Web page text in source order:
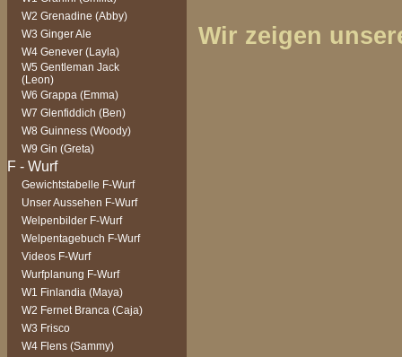
W2 Grenadine (Abby)
W3 Ginger Ale
W4 Genever (Layla)
W5 Gentleman Jack
(Leon)
W6 Grappa (Emma)
W7 Glenfiddich (Ben)
W8 Guinness (Woody)
W9 Gin (Greta)
Gewichtstabelle F-Wurf
Unser Aussehen F-Wurf
Welpenbilder F-Wurf
Welpentagebuch F-Wurf
Videos F-Wurf
Wurfplanung F-Wurf
W1 Finlandia (Maya)
W2 Fernet Branca (Caja)
W3 Frisco
W4 Flens (Sammy)
Wir zeigen